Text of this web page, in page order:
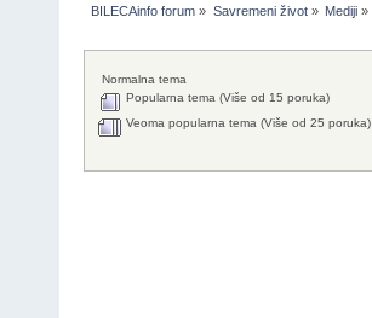
BILECAinfo forum » Savremeni život» Mediji»
Normalna tema
Popularna tema (Više od 15 poruka)
Veoma popularna tema (Više od 25 poruka)